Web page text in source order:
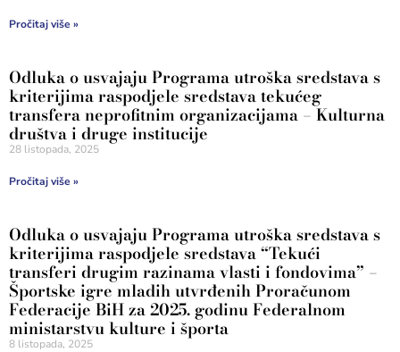
Pročitaj više »
Odluka o usvajaju Programa utroška sredstava s
kriterijima raspodjele sredstava tekućeg
transfera neprofitnim organizacijama – Kulturna
društva i druge institucije
28 listopada, 2025
Pročitaj više »
Odluka o usvajaju Programa utroška sredstava s
kriterijima raspodjele sredstava “Tekući
transferi drugim razinama vlasti i fondovima” –
Športske igre mladih utvrđenih Proračunom
Federacije BiH za 2025. godinu Federalnom
ministarstvu kulture i športa
8 listopada, 2025